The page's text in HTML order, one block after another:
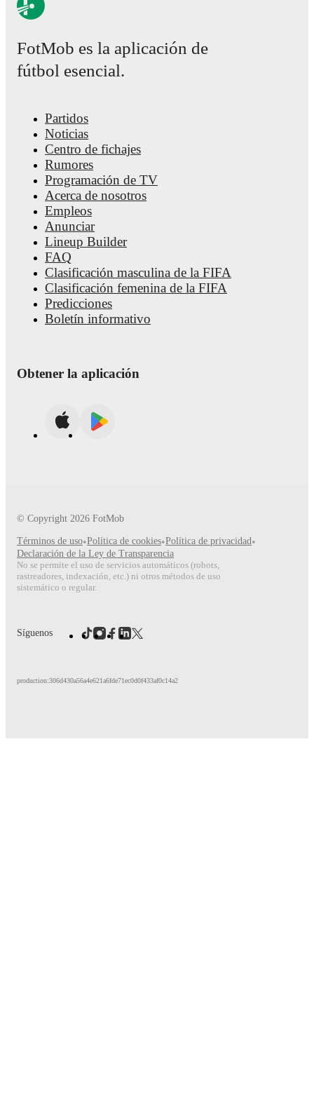
FotMob es la aplicación de
fútbol esencial.
Partidos
Noticias
Centro de fichajes
Rumores
Programación de TV
Acerca de nosotros
Empleos
Anunciar
Lineup Builder
FAQ
Clasificación masculina de la FIFA
Clasificación femenina de la FIFA
Predicciones
Boletín informativo
Obtener la aplicación
© Copyright 2026 FotMob
Términos de uso•Política de cookies•Política de privacidad•
Declaración de la Ley de Transparencia
No se permite el uso de servicios automáticos (robots,
rastreadores, indexación, etc.) ni otros métodos de uso
sistemático o regular.
Síguenos
production:306d430a56a4e621a6fde71ec0d0f433af0c14a2